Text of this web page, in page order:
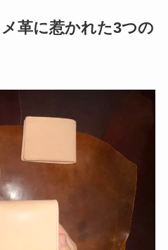
革に惹かれた3つの